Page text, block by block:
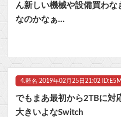
ん新しい機械や設備買わな
なのかなぁ…
4. 匿名 2019年02月25日21:02
でもまあ最初から2TBに対
大きいよなSwitch